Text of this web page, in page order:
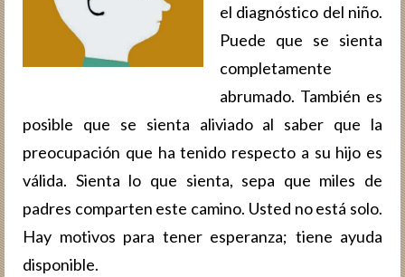
el diagnóstico del niño.
Puede que se sienta
completamente
abrumado. También es
posible que se sienta aliviado al saber que la
preocupación que ha tenido respecto a su hijo es
válida. Sienta lo que sienta, sepa que miles de
padres comparten este camino. Usted no está solo.
Hay motivos para tener esperanza; tiene ayuda
disponible.